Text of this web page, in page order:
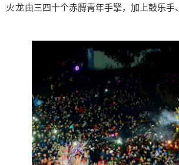
火龙由三四十个赤膊青年手擎，加上鼓乐